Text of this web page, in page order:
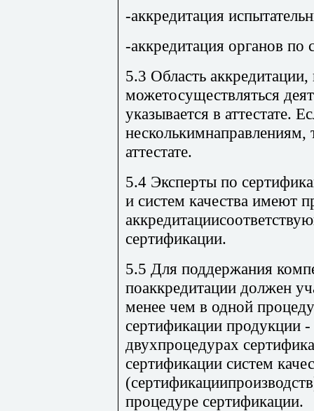
-аккредитация
-аккредитация органов по
5.3 Область аккредитации,
можетосуществляться
указывается в аттестате.
несколькимнаправлениям,
аттестате.
5.4 Эксперты по
и систем качества имеют
сертификации.
5.5 Для поддержания
поаккредитации должен
менее чем в одной
сертификации продукции
двухпроцедурах
сертификации систем
процедуре сертификации.